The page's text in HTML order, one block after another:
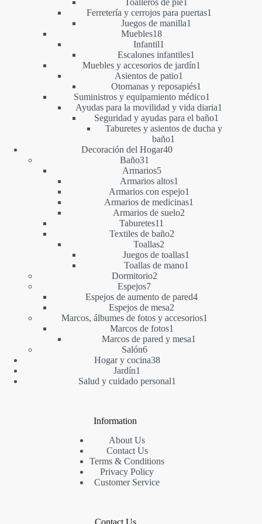
Toalleros de pie1
producto
Ferretería y cerrojos para puertas1
Juegos de manilla1
Muebles1818
productos
Infantil1
producto
Escalones infantiles1
producto
Muebles y accesorios de jardín1
Asientos de patio1
producto
Otomanas y reposapiés1
producto
Suministros y equipamiento médico1
producto
Ayudas para la movilidad y vida diaria1
Seguridad y ayudas para el baño1
producto
Taburetes y asientos de ducha y
baño1
Decoración del Hogar4040
Baño31
productos
Armarios55
productos
Armarios altos1
producto
Armarios con espejo1
producto
Armarios de medicinas1
Armarios de suelo2
Taburetes11
productos
Textiles de baño22
Toallas2
productos
Juegos de toallas1
Toallas de mano1
Dormitorio22
Espejos77
productos
Espejos de aumento de pared44
Espejos de mesa2
productos
Marcos, álbumes de fotos y accesorios1
Marcos de fotos1
producto
Marcos de pared y mesa1
Salón66
productos
Hogar y cocina3838
Jardín1
producto
Salud y cuidado personal1
Information
About Us
Contact Us
Terms & Conditions
Privacy Policy
Customer Service